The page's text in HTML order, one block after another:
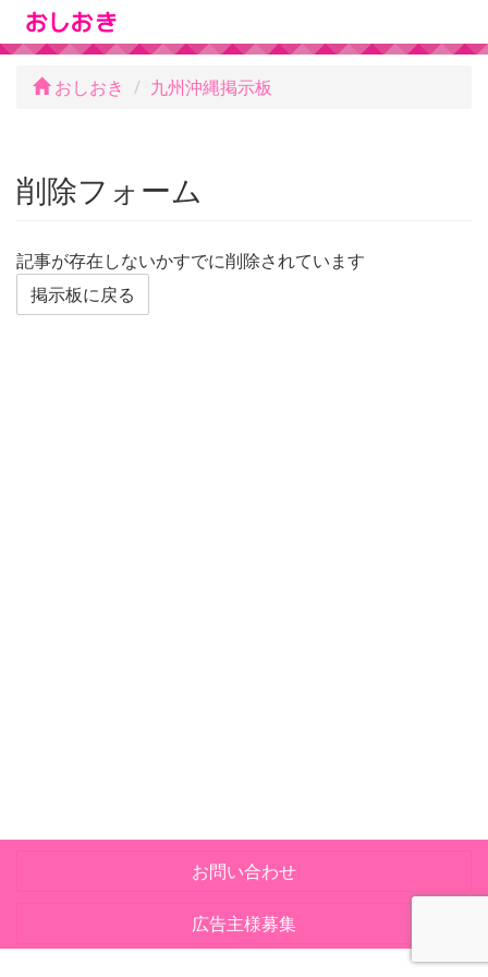
おしおき 九州沖縄掲示板
削除フォーム
記事が存在しないかすでに削除されています
掲示板に戻る
お問い合わせ
広告主様募集